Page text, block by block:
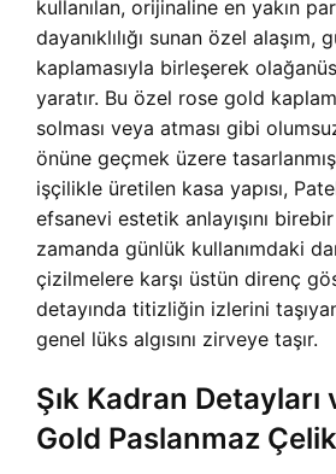
kullanılan, orijinaline en yakın
dayanıklılığı sunan özel alaşım,
kaplamasıyla birleşerek
yaratır. Bu özel rose gold
solması veya atması gibi
önüne geçmek üzere
işçilikle üretilen kasa yapısı,
efsanevi estetik anlayışını birebir
zamanda günlük kullanımdaki
çizilmelere karşı üstün direnç
detayında titizliğin izlerini
genel lüks algısını zirveye taşır.
Şık Kadran Detayları
Gold Paslanmaz